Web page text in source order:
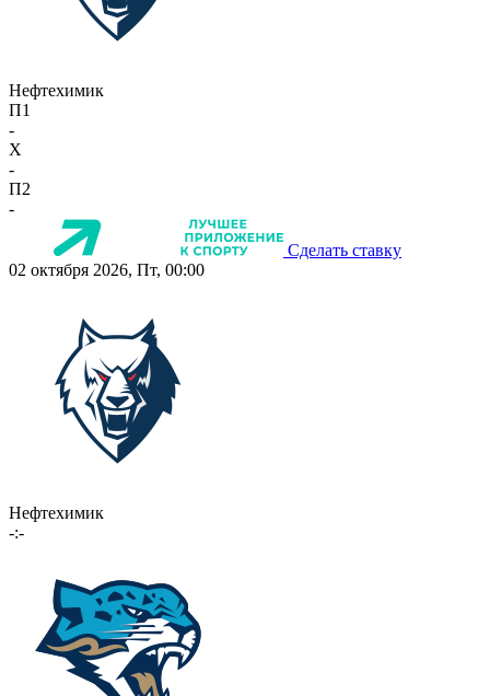
Нефтехимик
П1
-
X
-
П2
-
Сделать ставку
02 октября 2026, Пт, 00:00
Нефтехимик
-:-